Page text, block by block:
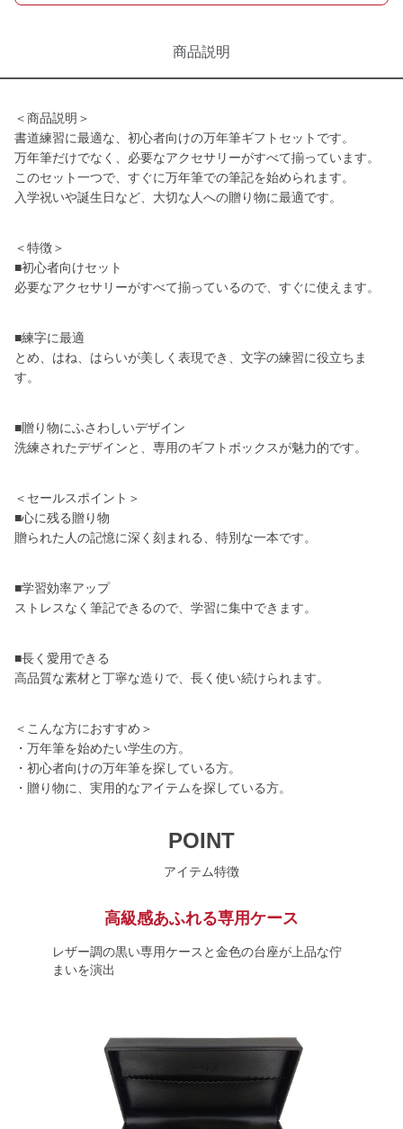
商品説明
＜商品説明＞
書道練習に最適な、初心者向けの万年筆ギフトセットです。
万年筆だけでなく、必要なアクセサリーがすべて揃っています。
このセット一つで、すぐに万年筆での筆記を始められます。
入学祝いや誕生日など、大切な人への贈り物に最適です。
＜特徴＞
■初心者向けセット
必要なアクセサリーがすべて揃っているので、すぐに使えます。
■練字に最適
とめ、はね、はらいが美しく表現でき、文字の練習に役立ちま
す。
■贈り物にふさわしいデザイン
洗練されたデザインと、専用のギフトボックスが魅力的です。
＜セールスポイント＞
■心に残る贈り物
贈られた人の記憶に深く刻まれる、特別な一本です。
■学習効率アップ
ストレスなく筆記できるので、学習に集中できます。
■長く愛用できる
高品質な素材と丁寧な造りで、長く使い続けられます。
＜こんな方におすすめ＞
・万年筆を始めたい学生の方。
・初心者向けの万年筆を探している方。
・贈り物に、実用的なアイテムを探している方。
POINT
アイテム特徴
高級感あふれる専用ケース
レザー調の黒い専用ケースと金色の台座が上品な佇
まいを演出